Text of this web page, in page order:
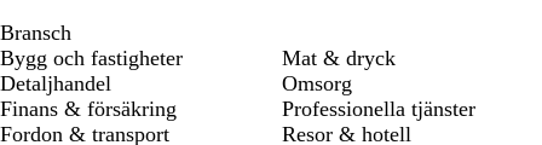
Bransch
Bygg och fastigheter
Detaljhandel
Finans & försäkring
Fordon & transport
Mat & dryck
Omsorg
Professionella tjänster
Resor & hotell